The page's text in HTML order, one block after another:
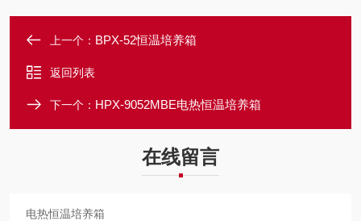
上一个： BPX-52恒温培养箱
返回列表
下一个： HPX-9052MBE电热恒温培养箱
在线留言